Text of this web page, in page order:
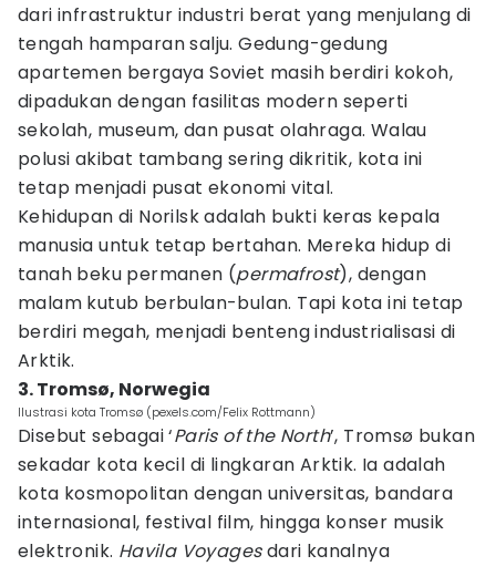
dari infrastruktur industri berat yang menjulang di
tengah hamparan salju. Gedung-gedung
apartemen bergaya Soviet masih berdiri kokoh,
dipadukan dengan fasilitas modern seperti
sekolah, museum, dan pusat olahraga. Walau
polusi akibat tambang sering dikritik, kota ini
tetap menjadi pusat ekonomi vital.
Kehidupan di Norilsk adalah bukti keras kepala
manusia untuk tetap bertahan. Mereka hidup di
tanah beku permanen (permafrost), dengan
malam kutub berbulan-bulan. Tapi kota ini tetap
berdiri megah, menjadi benteng industrialisasi di
Arktik.
3. Tromsø, Norwegia
Ilustrasi kota Tromsø (pexels.com/Felix Rottmann)
Disebut sebagai ‘Paris of the North’, Tromsø bukan
sekadar kota kecil di lingkaran Arktik. Ia adalah
kota kosmopolitan dengan universitas, bandara
internasional, festival film, hingga konser musik
elektronik. Havila Voyagesdari kanalnya